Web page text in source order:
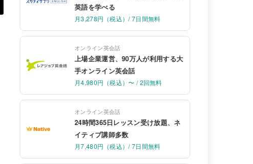
英語を学べる
月3,278円（税込）/ 7日間無料
オンライン英会話
上場企業運営、90万人が利用する大
手オンライン英会話
月4,980円（税込）〜 / 2回無料
オンライン英会話
24時間365日レッスン受け放題、ネ
イティブ講師多数
月7,480円（税込）/ 7日間無料